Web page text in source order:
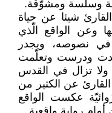
وسلسة ومشوّقة.
شيئا عن حياة
وعن الواقع الّذي
في نصوصه، ويجدر
ولدت ودرست وتعلّمت
تزال في القدس
القارئ عن الكثير من
عكست الواقع